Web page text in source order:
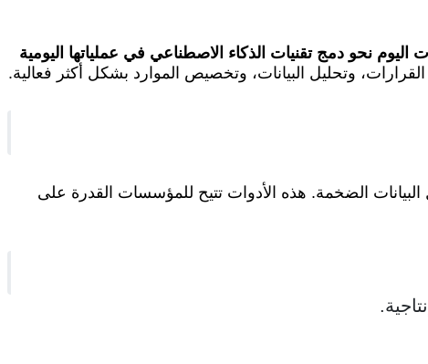
اليوم نحو دمج تقنيات الذكاء الاصطناعي في عملياتها اليومية
وتحليل البيانات، وتخصيص الموارد بشكل أكثر فعالية.
البيانات الضخمة. هذه الأدوات تتيح للمؤسسات القدرة على